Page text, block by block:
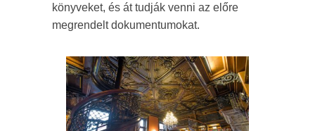
könyveket, és át tudják venni az előre
megrendelt dokumentumokat.